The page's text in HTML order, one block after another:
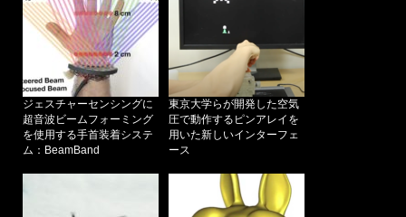
ジェスチャーセンシングに
超音波ビームフォーミング
を使用する手首装着システ
ム：BeamBand
東京大学らが開発した空気
圧で動作するピンアレイを
用いた新しいインターフェ
ース